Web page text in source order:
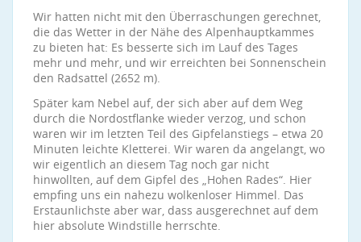
Wir hatten nicht mit den Überraschungen gerechnet,
die das Wetter in der Nähe des Alpenhauptkammes
zu bieten hat: Es besserte sich im Lauf des Tages
mehr und mehr, und wir erreichten bei Sonnenschein
den Radsattel (2652 m).
Später kam Nebel auf, der sich aber auf dem Weg
durch die Nordostflanke wieder verzog, und schon
waren wir im letzten Teil des Gipfelanstiegs – etwa 20
Minuten leichte Kletterei. Wir waren da angelangt, wo
wir eigentlich an diesem Tag noch gar nicht
hinwollten, auf dem Gipfel des „Hohen Rades“. Hier
empfing uns ein nahezu wolkenloser Himmel. Das
Erstaunlichste aber war, dass ausgerechnet auf dem
hier absolute Windstille herrschte.